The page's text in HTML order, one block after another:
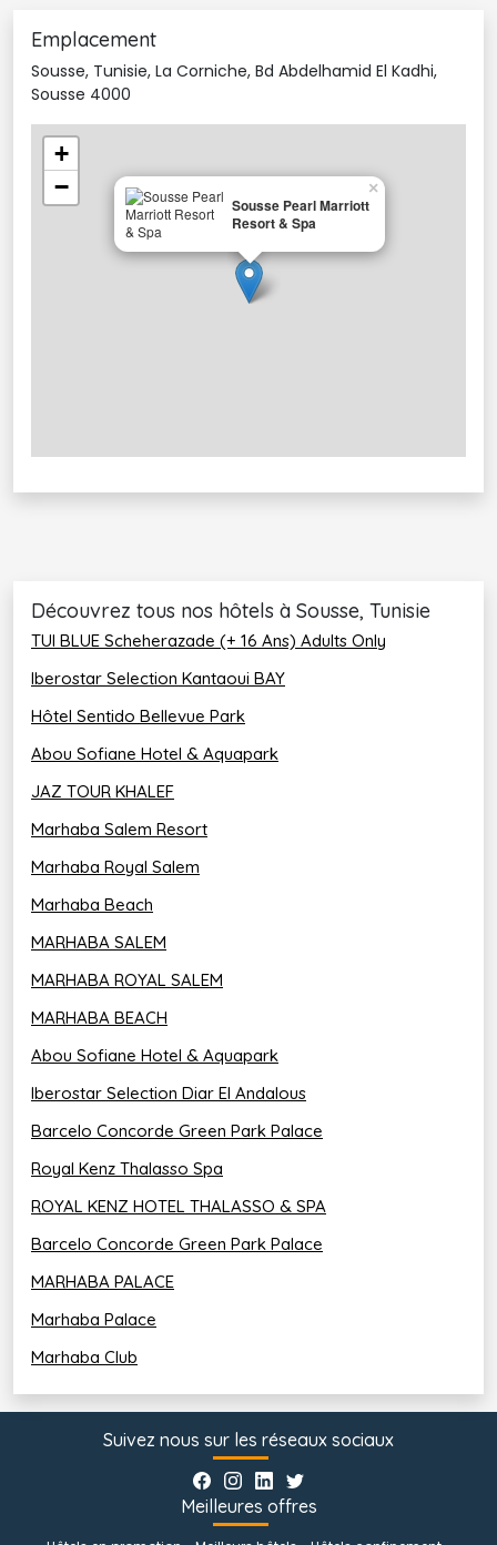
Emplacement
Sousse, Tunisie, La Corniche, Bd Abdelhamid El Kadhi,
Sousse 4000
Sousse Pearl Marriott
Resort & Spa
×
+
−
Découvrez tous nos hôtels à Sousse, Tunisie
TUI BLUE Scheherazade (+ 16 Ans) Adults Only
Iberostar Selection Kantaoui BAY
Hôtel Sentido Bellevue Park
Abou Sofiane Hotel & Aquapark
JAZ TOUR KHALEF
Marhaba Salem Resort
Marhaba Royal Salem
Marhaba Beach
MARHABA SALEM
MARHABA ROYAL SALEM
MARHABA BEACH
Abou Sofiane Hotel & Aquapark
Iberostar Selection Diar El Andalous
Barcelo Concorde Green Park Palace
Royal Kenz Thalasso Spa
ROYAL KENZ HOTEL THALASSO & SPA
Barcelo Concorde Green Park Palace
MARHABA PALACE
Marhaba Palace
Marhaba Club
Suivez nous sur les réseaux sociaux
Meilleures offres